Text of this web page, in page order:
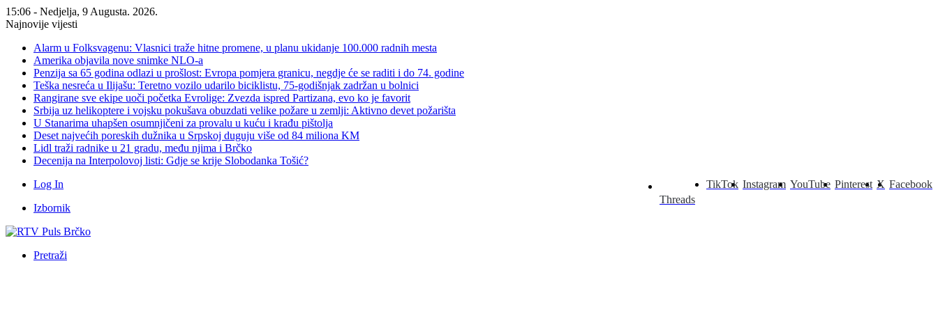
15:06 - Nedjelja, 9 Augusta. 2026.
Najnovije vijesti
Alarm u Folksvagenu: Vlasnici traže hitne promene, u planu ukidanje 100.000 radnih mesta
Amerika objavila nove snimke NLO-a
Penzija sa 65 godina odlazi u prošlost: Evropa pomjera granicu, negdje će se raditi i do 74. godine
Teška nesreća u Ilijašu: Teretno vozilo udarilo biciklistu, 75-godišnjak zadržan u bolnici
Rangirane sve ekipe uoči početka Evrolige: Zvezda ispred Partizana, evo ko je favorit
Srbija uz helikoptere i vojsku pokušava obuzdati velike požare u zemlji: Aktivno devet požarišta
U Stanarima uhapšen osumnjičeni za provalu u kuću i krađu pištolja
Deset najvećih poreskih dužnika u Srpskoj duguju više od 84 miliona KM
Lidl traži radnike u 21 gradu, među njima i Brčko
Decenija na Interpolovoj listi: Gdje se krije Slobodanka Tošić?
Facebook
X
Pinterest
YouTube
Instagram
TikTok
Threads
Log In
Izbornik
Pretraži